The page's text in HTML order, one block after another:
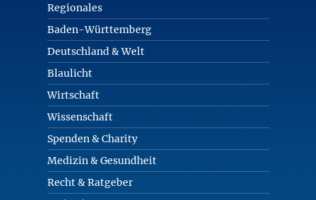
Regionales
Baden-Württemberg
Deutschland & Welt
Blaulicht
Wirtschaft
Wissenschaft
Spenden & Charity
Medizin & Gesundheit
Recht & Ratgeber